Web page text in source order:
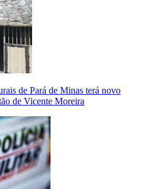
de Pará de Minas terá novo
de Vicente Moreira